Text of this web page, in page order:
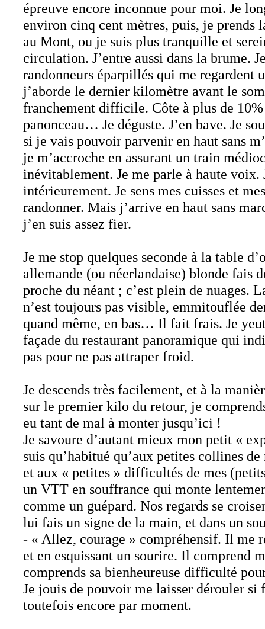
épreuve encore inconnue pour moi. Je
environ cinq cent mètres, puis, je prends
au Mont, ou je suis plus tranquille et
circulation. J’entre aussi dans la brume.
randonneurs éparpillés qui me regardent
j’aborde le dernier kilomètre avant le
franchement difficile. Côte à plus de
panonceau… Je déguste. J’en bave. Je
si je vais pouvoir parvenir en haut sans
je m’accroche en assurant un train
inévitablement. Je me parle à haute voix.
intérieurement. Je sens mes cuisses et
randonner. Mais j’arrive en haut sans
j’en suis assez fier.
Je me stop quelques seconde à la table
allemande (ou néerlandaise) blonde fais
proche du néant ; c’est plein de nuages.
n’est toujours pas visible, emmitouflée
quand même, en bas… Il fait frais. Je
façade du restaurant panoramique qui
pas pour ne pas attraper froid.
Je descends très facilement, et à la
sur le premier kilo du retour, je
eu tant de mal à monter jusqu’ici !
Je savoure d’autant mieux mon petit «
suis qu’habitué qu’aux petites collines
et aux « petites » difficultés de mes
un VTT en souffrance qui monte
comme un guépard. Nos regards se
lui fais un signe de la main, et dans un
- « Allez, courage » compréhensif. Il me
et en esquissant un sourire. Il comprend
comprends sa bienheureuse difficulté
Je jouis de pouvoir me laisser dérouler si
toutefois encore par moment.